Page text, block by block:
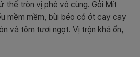
thế tròn vị phê vô cùng. Gỏi Mít
mềm mềm, bùi béo có ớt cay cay
và tôm tươi ngọt. Vị trộn khá ổn,